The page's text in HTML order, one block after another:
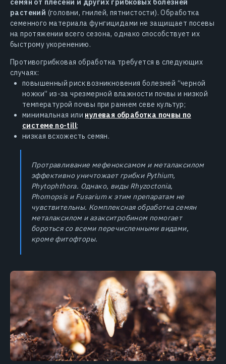
семян от плесени и других грибковых болезней
растений (головни, гнилей, пятнистости). Обработка
семенного материала фунгицидами не защищает посевы
на протяжении всего сезона, однако способствует их
быстрому укоренению.
Противогрибковая обработка требуется в следующих
случаях:
повышенный риск возникновения болезней “черной
ножки” из-за чрезмерной влажности почвы и низкой
температурой почвы при раннем севе культур;
минимальная или нулевая обработка почвы по
системе no-till;
низкая всхожесть семян.
Протравливание мефеноксамом и металаксилом
эффективно уничтожает грибки Pythium,
Phytophthora. Однако, виды Rhyzoctonia,
Phomopsis и Fusarium к этим препаратам не
чувствительны. Комплексная обработка семян
металаксилом и азакситробином помогает
бороться со всеми перечисленными видами,
кроме фитофторы.